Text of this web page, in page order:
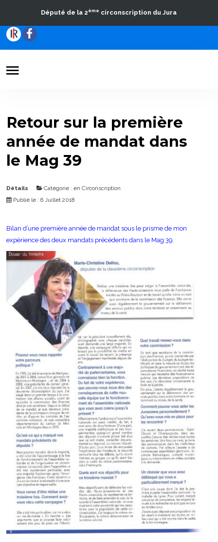
Travaux parlementaires
La Circonscription
Député de la 2ème circonscription du Jura
Retour sur la première
année de mandat dans
le Mag 39
Détails Catégorie :en Circonscription
Publié le : 6 Juillet 2018
Bilan d’une première année de mandat sous le prisme de mon
expérience des deux mandats précédents dans le Mag 39.